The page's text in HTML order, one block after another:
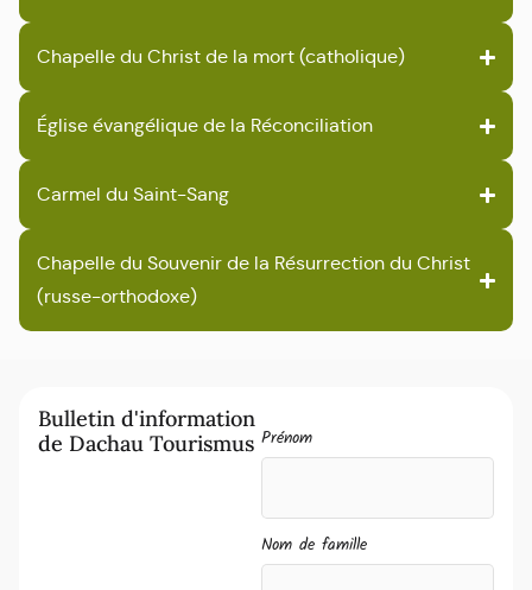
Chapelle du Christ de la mort (catholique)
Église évangélique de la Réconciliation
Carmel du Saint-Sang
Chapelle du Souvenir de la Résurrection du Christ
(russe-orthodoxe)
Bulletin d'information
de Dachau Tourismus Prénom
Nom de famille